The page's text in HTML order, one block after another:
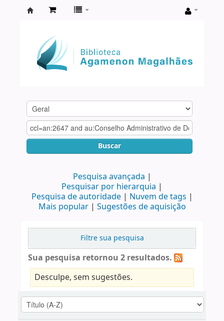
Agamenon
Magalhães
Buscar
Pesquisa avançada
Pesquisar por hierarquia
Pesquisa de autoridade
Nuvem de tags
Mais popular
Sugestões de aquisição
Filtre sua pesquisa
Sua pesquisa retornou 2 resultados.
Desculpe, sem sugestões.